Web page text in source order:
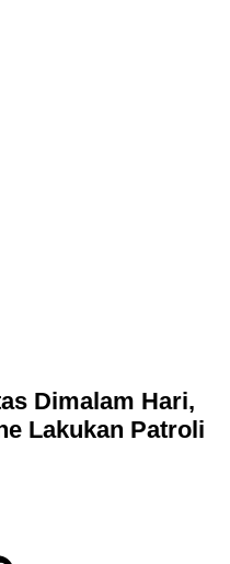
Dimalam Hari,
Lakukan Patroli